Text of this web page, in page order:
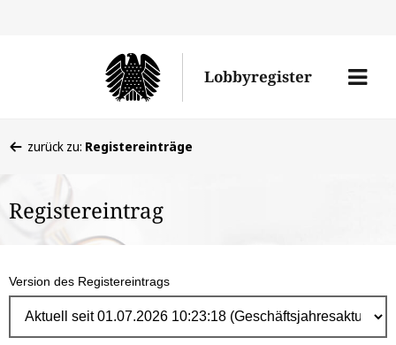
Lobbyregister
Menü
befinden
hier:
zurück zu: Registereinträge
Registereintrag
Version des Registereintrags